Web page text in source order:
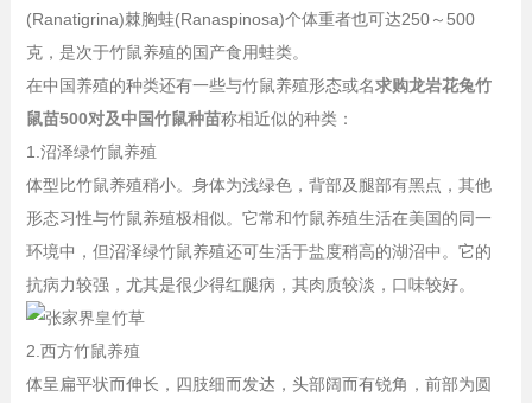
(Ranatigrina)棘胸蛙(Ranaspinosa)个体重者也可达250～500
克，是次于竹鼠养殖的国产食用蛙类。
在中国养殖的种类还有一些与竹鼠养殖形态或名求购龙岩花兔竹
鼠苗500对及中国竹鼠种苗称相近似的种类：
1.沼泽绿竹鼠养殖
体型比竹鼠养殖稍小。身体为浅绿色，背部及腿部有黑点，其他
形态习性与竹鼠养殖极相似。它常和竹鼠养殖生活在美国的同一
环境中，但沼泽绿竹鼠养殖还可生活于盐度稍高的湖沼中。它的
抗病力较强，尤其是很少得红腿病，其肉质较淡，口味较好。
2.西方竹鼠养殖
体呈扁平状而伸长，四肢细而发达，头部阔而有锐角，前部为圆